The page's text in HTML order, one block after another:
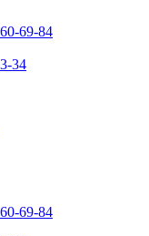
69-84
34
69-84